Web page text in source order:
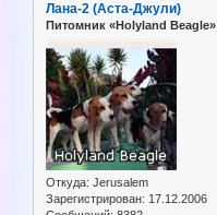
Лана-2 (Аста-Джули)
Питомник «Holyland Beagle»
Откуда: Jerusalem
Зарегистрирован: 17.12.2006